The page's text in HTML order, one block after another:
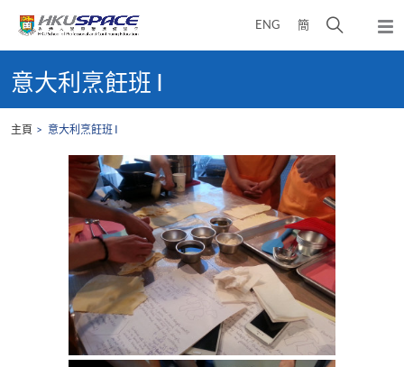
ENG 簡
開
彈
出
單
content
start意大利烹飪班 I
主頁 意大利烹飪班 I